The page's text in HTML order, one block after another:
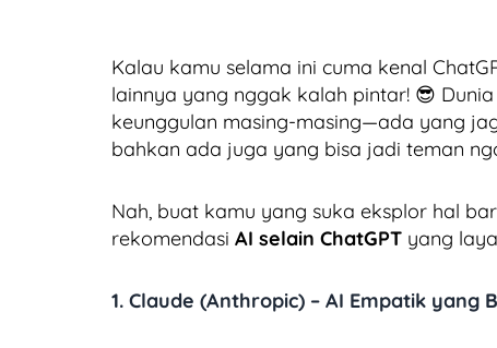
Kalau kamu selama ini cuma kenal
lainnya yang nggak kalah pintar! 😎
keunggulan masing-masing—ada yang
bahkan ada juga yang bisa jadi teman
Nah, buat kamu yang suka eksplor hal
rekomendasi AI selain ChatGPT yang
1. Claude (Anthropic) – AI Empatik yang